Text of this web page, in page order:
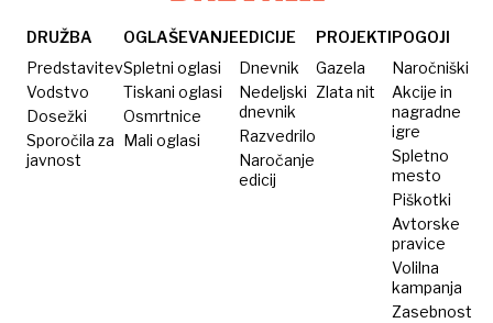
DRUŽBA
Predstavitev
Vodstvo
Dosežki
Sporočila za
javnost
OGLAŠEVANJE
Spletni oglasi
Tiskani oglasi
Osmrtnice
Mali oglasi
EDICIJE
Dnevnik
Nedeljski
dnevnik
Razvedrilo
Naročanje
edicij
PROJEKTI
Gazela
Zlata nit
POGOJI
Naročniški
Akcije in
nagradne
igre
Spletno
mesto
Piškotki
Avtorske
pravice
Volilna
kampanja
Zasebnost